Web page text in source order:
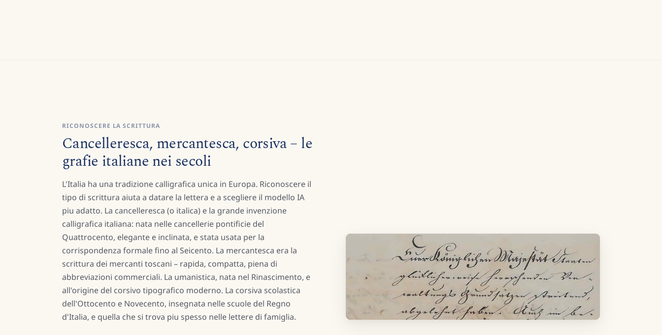
RICONOSCERE LA SCRITTURA
Cancelleresca, mercantesca, corsiva – le
grafie italiane nei secoli
L'Italia ha una tradizione calligrafica unica in Europa. Riconoscere il
tipo di scrittura aiuta a datare la lettera e a scegliere il modello IA
piu adatto. La cancelleresca (o italica) e la grande invenzione
calligrafica italiana: nata nelle cancellerie pontificie del
Quattrocento, elegante e inclinata, e stata usata per la
corrispondenza formale fino al Seicento. La mercantesca era la
scrittura dei mercanti toscani – rapida, compatta, piena di
abbreviazioni commerciali. La umanistica, nata nel Rinascimento, e
all'origine del corsivo tipografico moderno. La corsiva scolastica
dell'Ottocento e Novecento, insegnata nelle scuole del Regno
d'Italia, e quella che si trova piu spesso nelle lettere di famiglia.